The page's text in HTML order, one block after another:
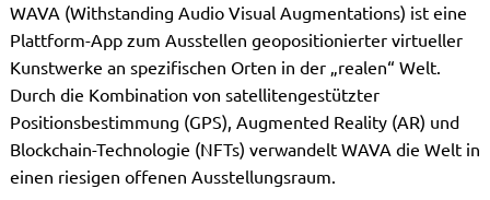
WAVA (Withstanding Audio Visual Augmentations) ist eine
Plattform-App zum Ausstellen geopositionierter virtueller
Kunstwerke an spezifischen Orten in der „realen“ Welt.
Durch die Kombination von satellitengestützter
Positionsbestimmung (GPS), Augmented Reality (AR) und
Blockchain-Technologie (NFTs) verwandelt WAVA die Welt in
einen riesigen offenen Ausstellungsraum.